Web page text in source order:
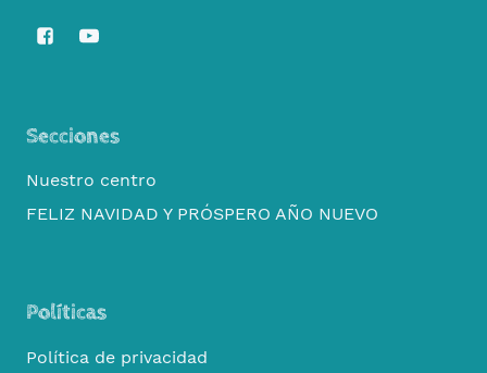
Secciones
Nuestro centro
FELIZ NAVIDAD Y PRÓSPERO AÑO NUEVO
Políticas
Política de privacidad